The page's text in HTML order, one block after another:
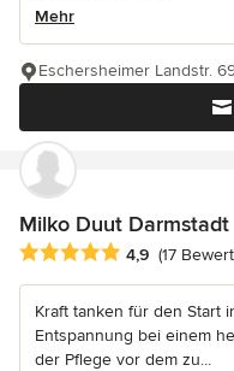
Mehr
Eschersheimer Landstr.
Milko Duut Darmstadt
Durchschnittliche
4,9 (17
Kraft tanken für den Start
Entspannung bei einem
der Pflege vor dem zu...